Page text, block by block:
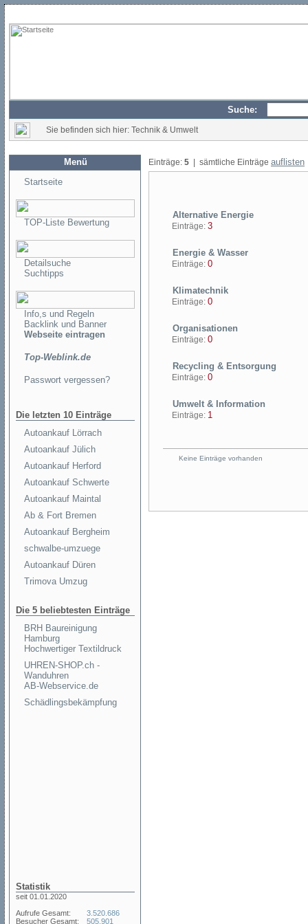
Suche:
Sie befinden sich hier: Technik & Umwelt
Menü
Startseite
TOP-Liste Bewertung
Detailsuche
Suchtipps
Info,s und Regeln
Backlink und Banner
Webseite eintragen
Top-Weblink.de
Passwort vergessen?
Die letzten 10 Einträge
Autoankauf Lörrach
Autoankauf Jülich
Autoankauf Herford
Autoankauf Schwerte
Autoankauf Maintal
Ab & Fort Bremen
Autoankauf Bergheim
schwalbe-umzuege
Autoankauf Düren
Trimova Umzug
Die 5 beliebtesten Einträge
BRH Baureinigung
Hamburg
Hochwertiger Textildruck
UHREN-SHOP.ch -
Wanduhren
AB-Webservice.de
Schädlingsbekämpfung
Statistik
seit 01.01.2020
Aufrufe Gesamt:
Besucher Gesamt:
3.520.686
505.901
Einträge: 5 | sämtliche Einträge auflisten
Alternative Energie
Einträge: 3
Energie & Wasser
Einträge: 0
Klimatechnik
Einträge: 0
Organisationen
Einträge: 0
Recycling & Entsorgung
Einträge: 0
Umwelt & Information
Einträge: 1
Keine Einträge vorhanden